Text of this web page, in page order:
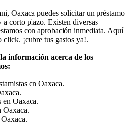
Oaxaca puedes solicitar un préstamo
a corto plazo. Existen diversas
con aprobación inmediata. Aquí
click. ¡cubre tus gastos ya!.
información acerca de los
en Oaxaca.
en Oaxaca.
Oaxaca.